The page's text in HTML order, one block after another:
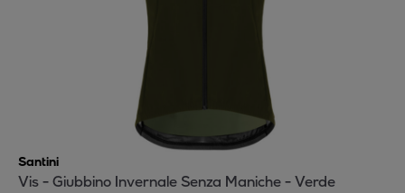
Santini
Vis - Giubbino Invernale Senza Maniche - Verde